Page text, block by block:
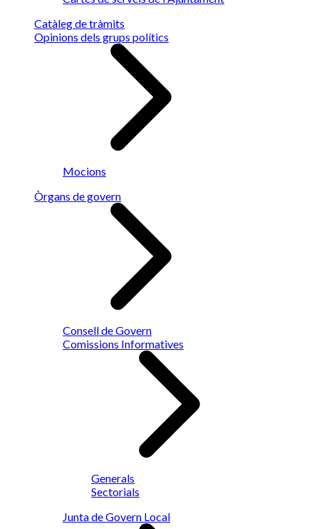
Catàleg de tràmits
Opinions dels grups polítics
Mocions
Òrgans de govern
Consell de Govern
Comissions Informatives
Generals
Sectorials
Junta de Govern Local